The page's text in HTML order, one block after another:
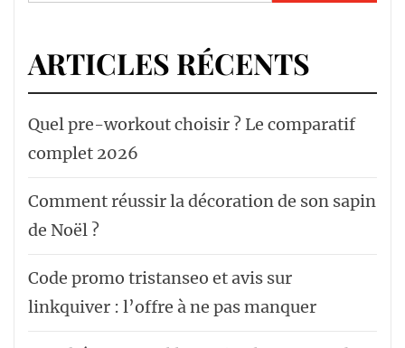
ARTICLES RÉCENTS
Quel pre-workout choisir ? Le comparatif
complet 2026
Comment réussir la décoration de son sapin
de Noël ?
Code promo tristanseo et avis sur
linkquiver : l’offre à ne pas manquer